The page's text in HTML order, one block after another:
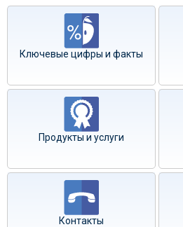
Ключевые цифры и факты
Продукты и услуги
Контакты